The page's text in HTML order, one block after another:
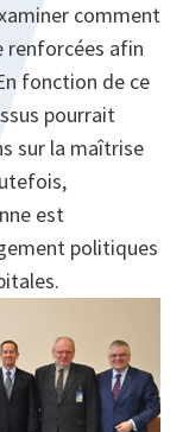
comment
renforcées afin
fonction de ce
pourrait
sur la maîtrise
est
politiques